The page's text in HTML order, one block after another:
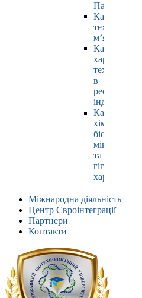
Павлюк
Кафедра
технології
м’яса
Кафедра
харчових
технологій
в
ресторанній
індустрії
Кафедра
хімії,
біохімії,
мікробіології
та
гігієни
харчування
Міжнародна діяльність
Центр Євроінтеграції
Партнери
Контакти